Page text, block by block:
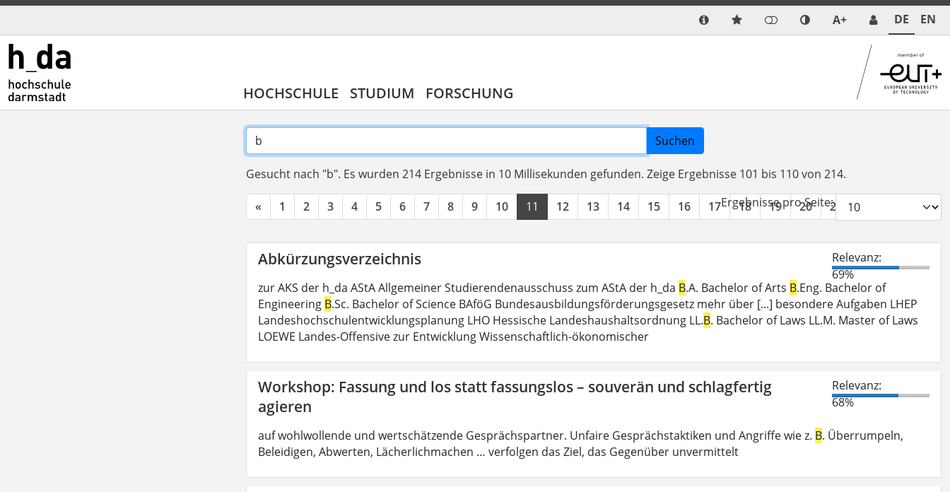
A+ DE EN
HOCHSCHULE STUDIUM FORSCHUNG
Suchen
Gesucht nach "b". Es wurden 214 Ergebnisse in 10 Millisekunden gefunden. Zeige Ergebnisse 101 bis 110 von 214.
« 1 2 3 4 5 6 7 8 9 10 11 12 13 14 15 16 17 18 19 20 21
Ergebnisse pro Seite:
Abkürzungsverzeichnis
Relevanz:
69%
zur AKS der h_da AStA Allgemeiner Studierendenausschuss zum AStA der h_da B.A. Bachelor of Arts B.Eng. Bachelor of
Engineering B.Sc. Bachelor of Science BAföG Bundesausbildungsförderungsgesetz mehr über [...] besondere Aufgaben LHEP
Landeshochschulentwicklungsplanung LHO Hessische Landeshaushaltsordnung LL.B. Bachelor of Laws LL.M. Master of Laws
LOEWE Landes-Offensive zur Entwicklung Wissenschaftlich-ökonomischer
Workshop: Fassung und los statt fassungslos – souverän und schlagfertig
agieren
Relevanz:
68%
auf wohlwollende und wertschätzende Gesprächspartner. Unfaire Gesprächstaktiken und Angriffe wie z. B. Überrumpeln,
Beleidigen, Abwerten, Lächerlichmachen … verfolgen das Ziel, das Gegenüber unvermittelt